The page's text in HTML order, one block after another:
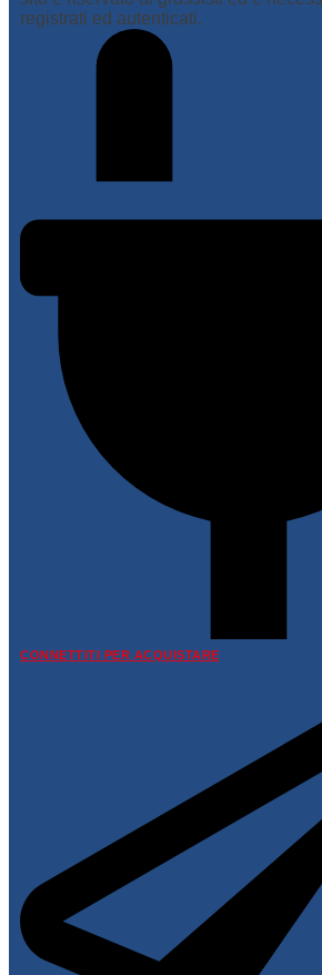
registrati ed autenticati.
CONNETTITI PER ACQUISTARE